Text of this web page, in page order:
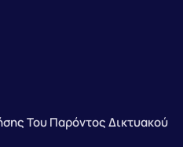
Του Παρόντος Δικτυακού